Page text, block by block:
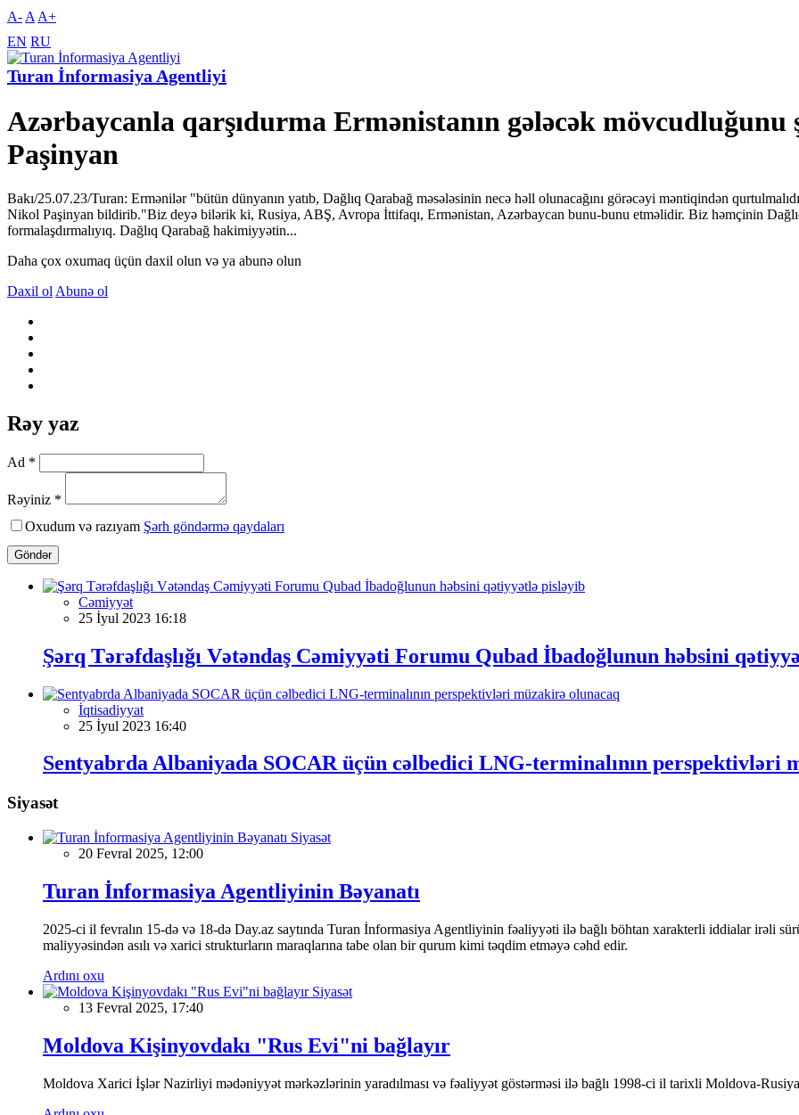
A- A A+
EN RU
Turan İnformasiya Agentliyi
Azərbaycanla qarşıdurma Ermənistanın gələcək
Paşinyan
Bakı/25.07.23/Turan: Ermənilər "bütün dünyanın yatıb, Dağlıq Qarabağ məsələsinin necə həll olunacağını görəcəyi məntiqindən
Nikol Paşinyan bildirib."Biz deyə bilərik ki, Rusiya, ABŞ, Avropa İttifaqı, Ermənistan, Azərbaycan bunu-bunu etməlidir. Biz həmçinin
formalaşdırmalıyıq. Dağlıq Qarabağ hakimiyyətin...
Daha çox oxumaq üçün daxil olun və ya abunə olun
Daxil ol Abunə ol
Rəy yaz
Ad *
Rəyiniz *
Oxudum və razıyam Şərh göndərmə qaydaları
Göndər
Cəmiyyət
25 İyul 2023 16:18
Şərq Tərəfdaşlığı Vətəndaş Cəmiyyəti Forumu Qubad İbadoğlunun həbsini
İqtisadiyyat
25 İyul 2023 16:40
Sentyabrda Albaniyada SOCAR üçün cəlbedici LNG-terminalının perspektivləri
Siyasət
Siyasət
20 Fevral 2025, 12:00
Turan İnformasiya Agentliyinin Bəyanatı
2025-ci il fevralın 15-də və 18-də Day.az saytında Turan İnformasiya Agentliyinin fəaliyyəti ilə bağlı böhtan xarakterli iddialar irəli
maliyyəsindən asılı və xarici strukturların maraqlarına tabe olan bir qurum kimi təqdim etməyə cəhd edir.
Ardını oxu
Siyasət
13 Fevral 2025, 17:40
Moldova Kişinyovdakı "Rus Evi"ni bağlayır
Moldova Xarici İşlər Nazirliyi mədəniyyət mərkəzlərinin yaradılması və fəaliyyət göstərməsi ilə bağlı 1998-ci il tarixli Moldova-